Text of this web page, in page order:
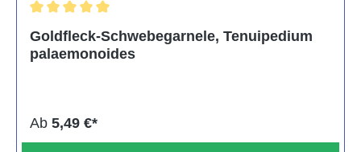
Goldfleck-Schwebegarnele, Tenuipedium
palaemonoides
Ab 5,49 €*